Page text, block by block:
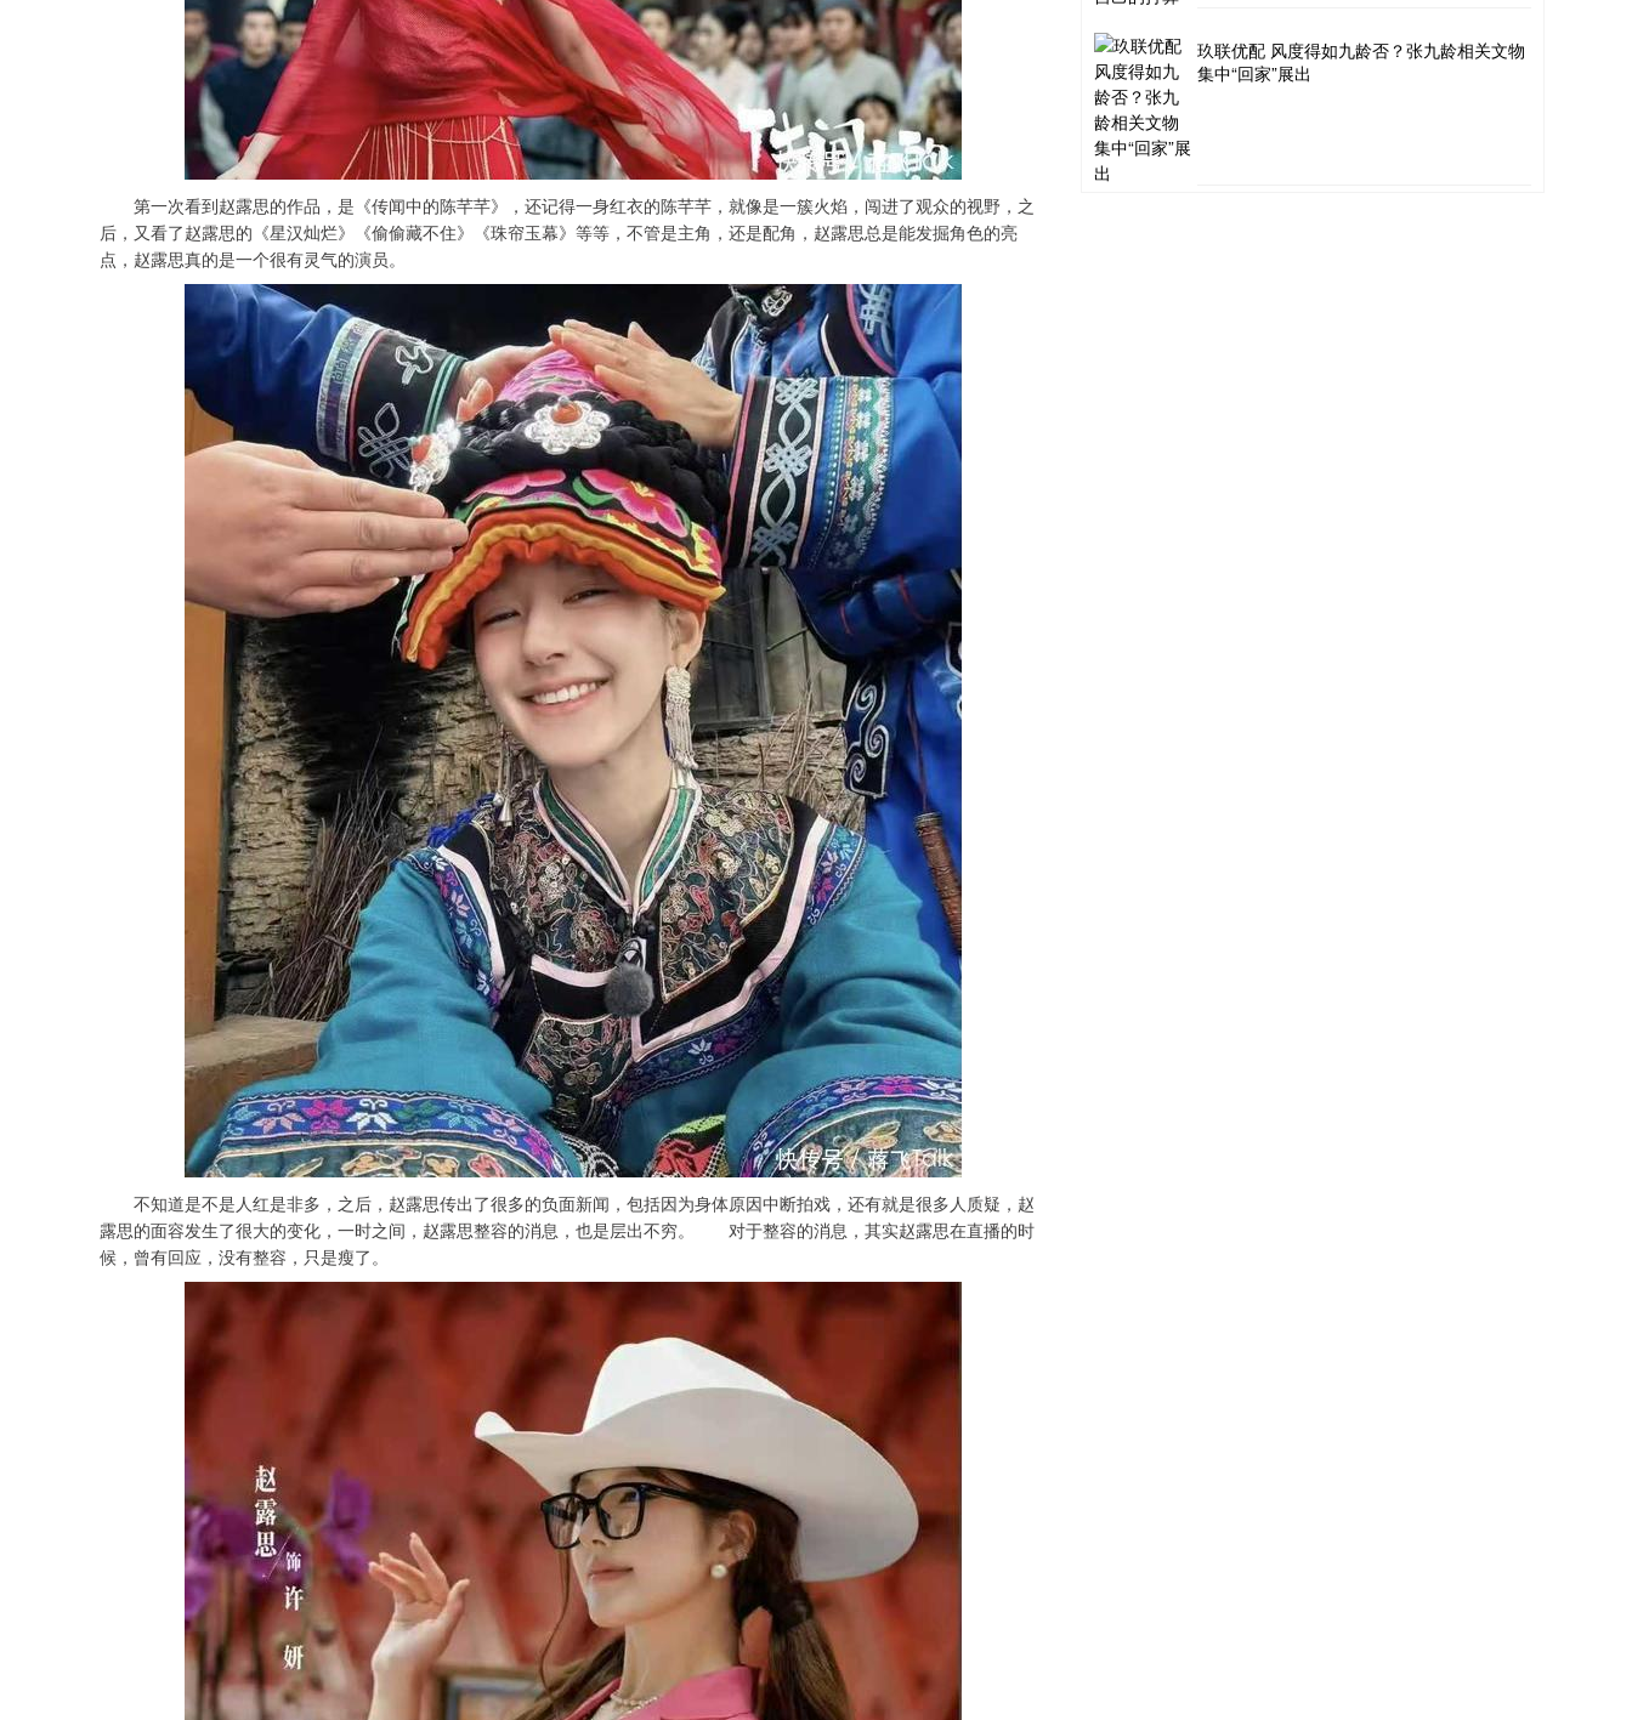
第一次看到赵露思的作品，是《传闻中的陈芊芊》，还记得一身红衣的陈芊芊，就像是一簇火焰，闯进了观众的视野，之
后，又看了赵露思的《星汉灿烂》《偷偷藏不住》《珠帘玉幕》等等，不管是主角，还是配角，赵露思总是能发掘角色的亮
点，赵露思真的是一个很有灵气的演员。
不知道是不是人红是非多，之后，赵露思传出了很多的负面新闻，包括因为身体原因中断拍戏，还有就是很多人质疑，赵
露思的面容发生了很大的变化，一时之间，赵露思整容的消息，也是层出不穷。 对于整容的消息，其实赵露思在直播的时
候，曾有回应，没有整容，只是瘦了。
玖联优配 风度得如九龄否？张九龄相关文物
集中“回家”展出